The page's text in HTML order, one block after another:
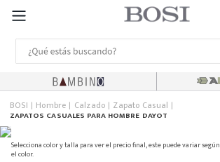
BOSI Hombre Calzado Zapato Casual
ZAPATOS CASUALES PARA HOMBRE DAYOT
Selecciona color y talla para ver el precio final, este puede variar según
el color.